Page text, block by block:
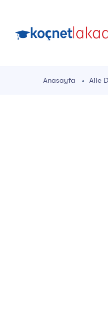
Anasayfa Aile